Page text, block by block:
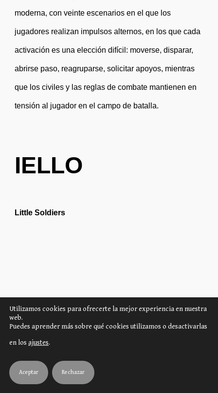
moderna, con veinte escenarios en el que los
jugadores realizan impulsos alternos, en los que cada
activación es una elección difícil: moverse, disparar,
abrirse paso, reagruparse, solicitar apoyos, mientras
que los civiles y las reglas de combate mantienen en
tensión al jugador en el campo de batalla.
IELLO
Little Soldiers
Utilizamos cookies para ofrecerte la mejor experiencia en nuestra
web.
Puedes aprender más sobre qué cookies utilizamos o desactivarlas
en los ajustes.
Aceptar Rechazar